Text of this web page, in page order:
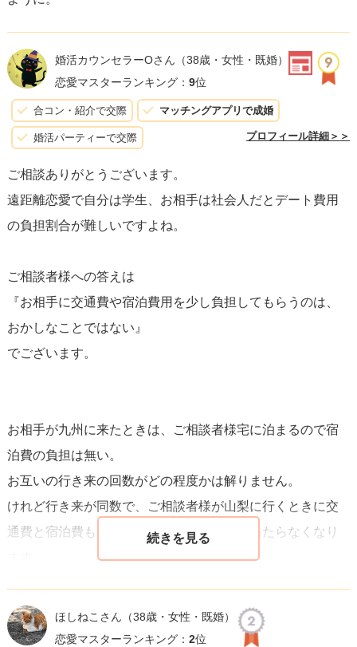
婚活カウンセラーOさん （38歳・女性・既婚）
恋愛マスターランキング： 9位
合コン・紹介で交際 マッチングアプリで成婚
婚活パーティーで交際 プロフィール詳細＞＞
ご相談ありがとうございます。
遠距離恋愛で自分は学生、お相手は社会人だとデート費用
の負担割合が難しいですよね。
ご相談者様への答えは
『お相手に交通費や宿泊費用を少し負担してもらうのは、
おかしなことではない』
でございます。
お相手が九州に来たときは、ご相談者様宅に泊まるので宿
泊費の負担は無い。
お互いの行き来の回数がどの程度かは解りません。
けれど行き来が同数で、ご相談者様が山梨に行くときに交
通費と宿泊費も負担すれば…割り勘にすら当たらなくなり
もいいでしょう。
ほしねこさん （38歳・女性・既婚）
恋愛マスターランキング： 2位